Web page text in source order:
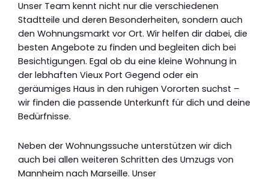
Unser Team kennt nicht nur die verschiedenen
Stadtteile und deren Besonderheiten, sondern auch
den Wohnungsmarkt vor Ort. Wir helfen dir dabei, die
besten Angebote zu finden und begleiten dich bei
Besichtigungen. Egal ob du eine kleine Wohnung in
der lebhaften Vieux Port Gegend oder ein
geräumiges Haus in den ruhigen Vororten suchst –
wir finden die passende Unterkunft für dich und deine
Bedürfnisse.
Neben der Wohnungssuche unterstützen wir dich
auch bei allen weiteren Schritten des Umzugs von
Mannheim nach Marseille. Unser